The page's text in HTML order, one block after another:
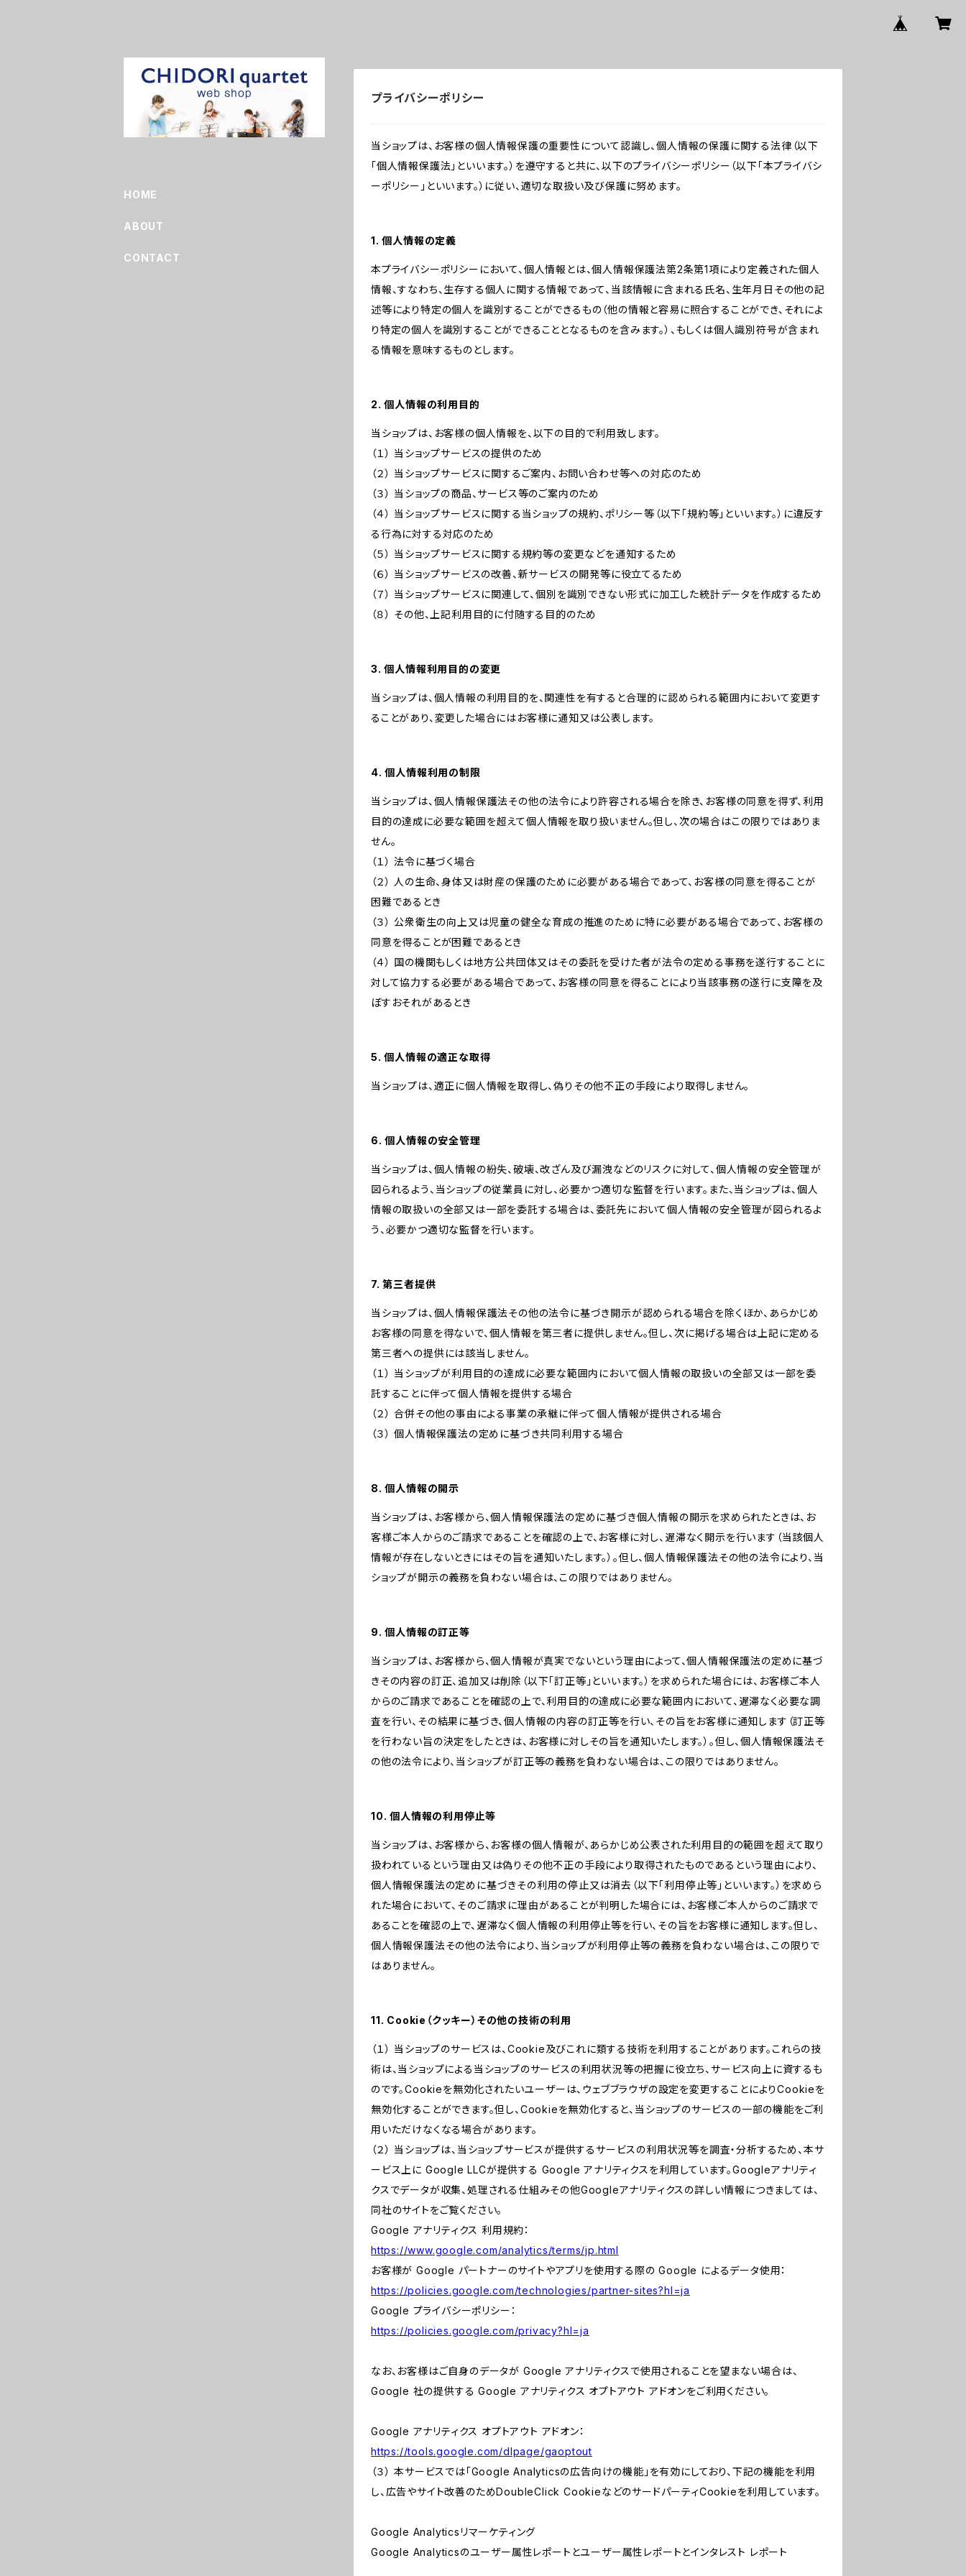
プライバシーポリシー
当ショップは、お客様の個人情報保護の重要性について認識し、個人情報の保護に関する法律（以下
「個人情報保護法」といいます。）を遵守すると共に、以下のプライバシーポリシー（以下「本プライバシ
ーポリシー」といいます。）に従い、適切な取扱い及び保護に努めます。
1. 個人情報の定義
本プライバシーポリシーにおいて、個人情報とは、個人情報保護法第2条第1項により定義された個人
情報、すなわち、生存する個人に関する情報であって、当該情報に含まれる氏名、生年月日その他の記
述等により特定の個人を識別することができるもの（他の情報と容易に照合することができ、それによ
り特定の個人を識別することができることとなるものを含みます。）、もしくは個人識別符号が含まれ
る情報を意味するものとします。
2. 個人情報の利用目的
当ショップは、お客様の個人情報を、以下の目的で利用致します。
（１） 当ショップサービスの提供のため
（２） 当ショップサービスに関するご案内、お問い合わせ等への対応のため
（３） 当ショップの商品、サービス等のご案内のため
（４） 当ショップサービスに関する当ショップの規約、ポリシー等（以下「規約等」といいます。）に違反す
る行為に対する対応のため
（５） 当ショップサービスに関する規約等の変更などを通知するため
（６） 当ショップサービスの改善、新サービスの開発等に役立てるため
（７） 当ショップサービスに関連して、個別を識別できない形式に加工した統計データを作成するため
（８） その他、上記利用目的に付随する目的のため
3. 個人情報利用目的の変更
当ショップは、個人情報の利用目的を、関連性を有すると合理的に認められる範囲内において変更す
ることがあり、変更した場合にはお客様に通知又は公表します。
4. 個人情報利用の制限
当ショップは、個人情報保護法その他の法令により許容される場合を除き、お客様の同意を得ず、利用
目的の達成に必要な範囲を超えて個人情報を取り扱いません。但し、次の場合はこの限りではありま
せん。
（１） 法令に基づく場合
（２） 人の生命、身体又は財産の保護のために必要がある場合であって、お客様の同意を得ることが
困難であるとき
（３） 公衆衛生の向上又は児童の健全な育成の推進のために特に必要がある場合であって、お客様の
同意を得ることが困難であるとき
（４） 国の機関もしくは地方公共団体又はその委託を受けた者が法令の定める事務を遂行することに
対して協力する必要がある場合であって、お客様の同意を得ることにより当該事務の遂行に支障を及
ぼすおそれがあるとき
5. 個人情報の適正な取得
当ショップは、適正に個人情報を取得し、偽りその他不正の手段により取得しません。
6. 個人情報の安全管理
当ショップは、個人情報の紛失、破壊、改ざん及び漏洩などのリスクに対して、個人情報の安全管理が
図られるよう、当ショップの従業員に対し、必要かつ適切な監督を行います。また、当ショップは、個人
情報の取扱いの全部又は一部を委託する場合は、委託先において個人情報の安全管理が図られるよ
う、必要かつ適切な監督を行います。
7. 第三者提供
当ショップは、個人情報保護法その他の法令に基づき開示が認められる場合を除くほか、あらかじめ
お客様の同意を得ないで、個人情報を第三者に提供しません。但し、次に掲げる場合は上記に定める
第三者への提供には該当しません。
（１） 当ショップが利用目的の達成に必要な範囲内において個人情報の取扱いの全部又は一部を委
託することに伴って個人情報を提供する場合
（２） 合併その他の事由による事業の承継に伴って個人情報が提供される場合
（３） 個人情報保護法の定めに基づき共同利用する場合
8. 個人情報の開示
当ショップは、お客様から、個人情報保護法の定めに基づき個人情報の開示を求められたときは、お
客様ご本人からのご請求であることを確認の上で、お客様に対し、遅滞なく開示を行います（当該個人
情報が存在しないときにはその旨を通知いたします。）。但し、個人情報保護法その他の法令により、当
ショップが開示の義務を負わない場合は、この限りではありません。
9. 個人情報の訂正等
当ショップは、お客様から、個人情報が真実でないという理由によって、個人情報保護法の定めに基づ
きその内容の訂正、追加又は削除（以下「訂正等」といいます。）を求められた場合には、お客様ご本人
からのご請求であることを確認の上で、利用目的の達成に必要な範囲内において、遅滞なく必要な調
査を行い、その結果に基づき、個人情報の内容の訂正等を行い、その旨をお客様に通知します（訂正等
を行わない旨の決定をしたときは、お客様に対しその旨を通知いたします。）。但し、個人情報保護法そ
の他の法令により、当ショップが訂正等の義務を負わない場合は、この限りではありません。
10. 個人情報の利用停止等
当ショップは、お客様から、お客様の個人情報が、あらかじめ公表された利用目的の範囲を超えて取り
扱われているという理由又は偽りその他不正の手段により取得されたものであるという理由により、
個人情報保護法の定めに基づきその利用の停止又は消去（以下「利用停止等」といいます。）を求めら
れた場合において、そのご請求に理由があることが判明した場合には、お客様ご本人からのご請求で
あることを確認の上で、遅滞なく個人情報の利用停止等を行い、その旨をお客様に通知します。但し、
個人情報保護法その他の法令により、当ショップが利用停止等の義務を負わない場合は、この限りで
はありません。
11. Cookie（クッキー）その他の技術の利用
（１） 当ショップのサービスは、Cookie及びこれに類する技術を利用することがあります。これらの技
術は、当ショップによる当ショップのサービスの利用状況等の把握に役立ち、サービス向上に資するも
のです。Cookieを無効化されたいユーザーは、ウェブブラウザの設定を変更することによりCookieを
無効化することができます。但し、Cookieを無効化すると、当ショップのサービスの一部の機能をご利
用いただけなくなる場合があります。
（２） 当ショップは、当ショップサービスが提供するサービスの利用状況等を調査・分析するため、本サ
ービス上に Google LLCが提供する Google アナリティクスを利用しています。Googleアナリティ
クスでデータが収集、処理される仕組みその他Googleアナリティクスの詳しい情報につきましては、
同社のサイトをご覧ください。
Google アナリティクス 利用規約：
https://www.google.com/analytics/terms/jp.html
お客様が Google パートナーのサイトやアプリを使用する際の Google によるデータ使用：
https://policies.google.com/technologies/partner-sites?hl=ja
Google プライバシーポリシー：
https://policies.google.com/privacy?hl=ja
なお、お客様はご自身のデータが Google アナリティクスで使用されることを望まない場合は、
Google 社の提供する Google アナリティクス オプトアウト アドオンをご利用ください。
Google アナリティクス オプトアウト アドオン：
https://tools.google.com/dlpage/gaoptout
（３） 本サービスでは「Google Analyticsの広告向けの機能」を有効にしており、下記の機能を利用
し、広告やサイト改善のためDoubleClick CookieなどのサードパーティCookieを利用しています。
Google Analyticsリマーケティング
Google Analyticsのユーザー属性レポートとユーザー属性レポートとインタレスト レポート
HOME
ABOUT
CONTACT